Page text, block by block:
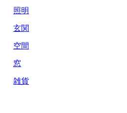
照明
玄関
空間
窓
雑貨